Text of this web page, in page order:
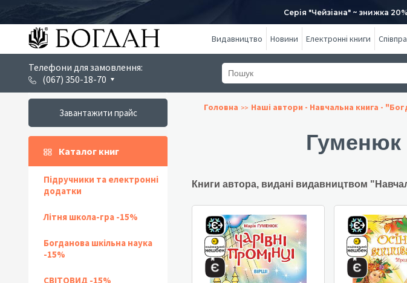
Серія "Чейзіана" ~ знижка 20%
Видавництво Новини Електронні книги
Телефони для замовлення:
(067) 350-18-70
Завантажити прайс
Каталог книг
Підручники та електронні
додатки
Літня школа-гра -15%
Богданова шкільна наука
-15%
СВІТОВИД -15%
Головна Наші автори - Навчальна книга -
Гуменюк
Книги автора, видані видавництвом